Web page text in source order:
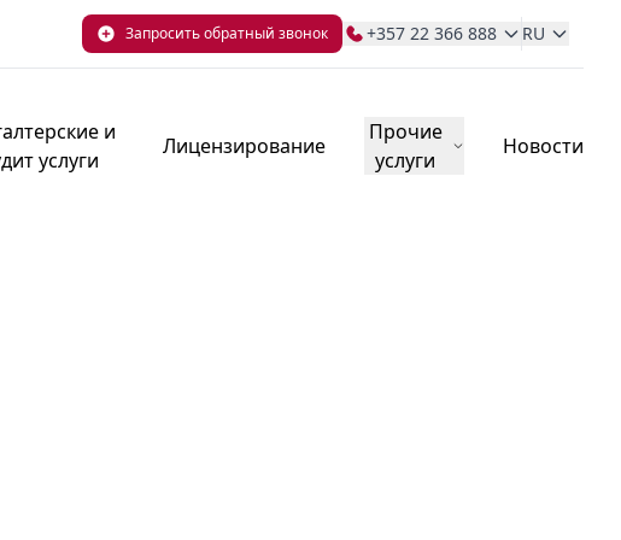
Запросить обратный звонок +357 22 366 888 RU
и
услуги
Лицензирование
Прочие
услуги
Новости